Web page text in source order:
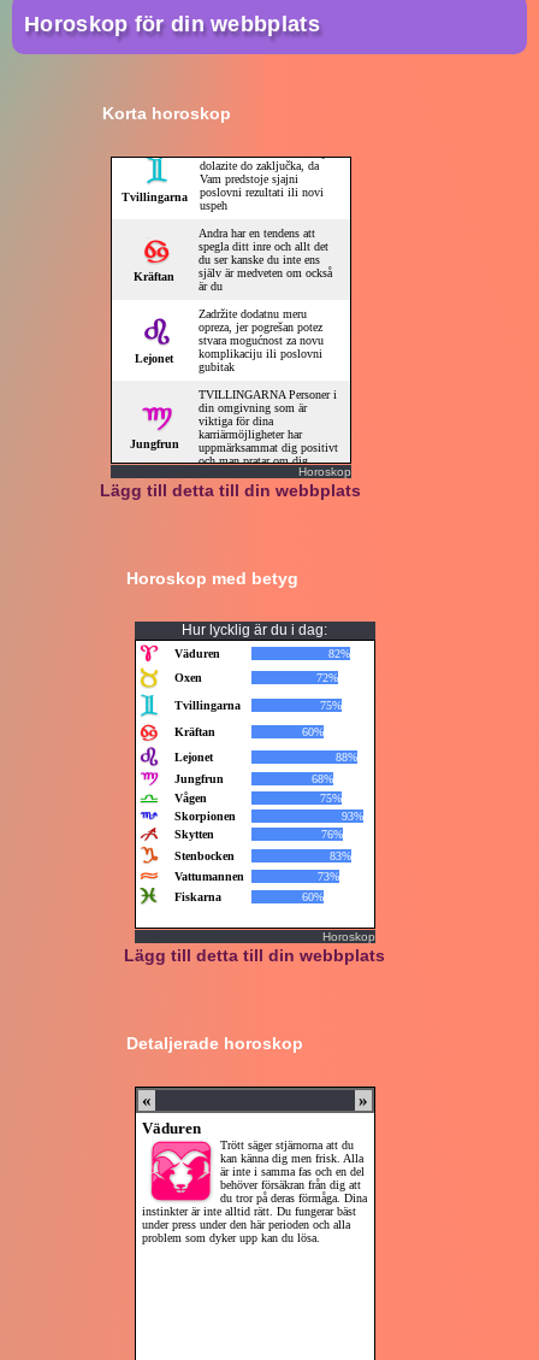
Horoskop för din webbplats
Korta horoskop
Horoskop
Lägg till detta till din webbplats
Horoskop med betyg
Hur lycklig är du i dag:
Horoskop
Lägg till detta till din webbplats
Detaljerade horoskop